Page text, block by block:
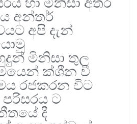
අන්තර්
අපි දැන්
මිනිසා තුල
ක්ශීන වී
රජකරන විට
ට
දී